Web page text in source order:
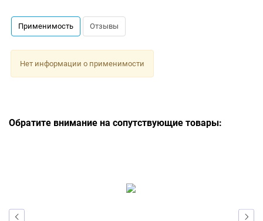
Применимость Отзывы
Нет информации о применимости
Обратите внимание на сопутствующие товары: